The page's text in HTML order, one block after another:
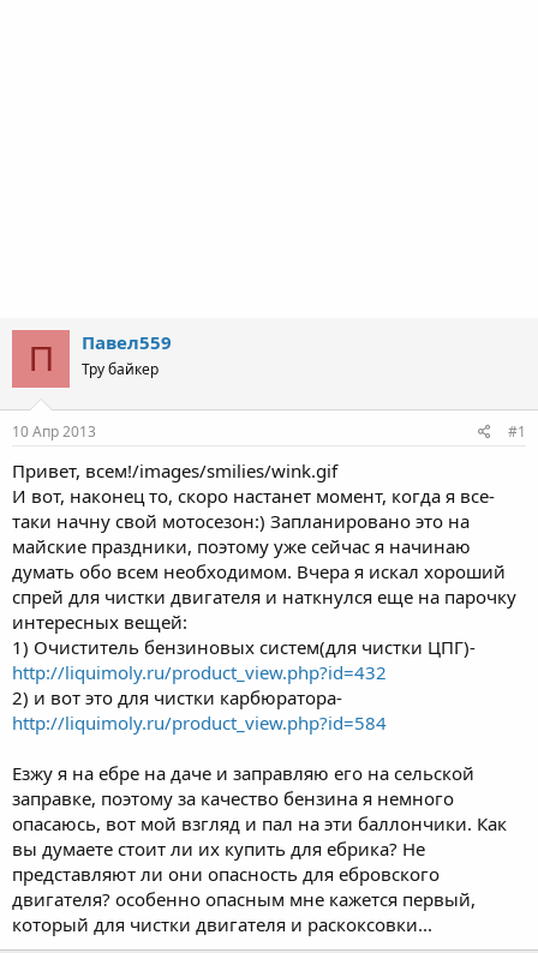
П Павел559
Тру байкер
10 Апр 2013 #1
Привет, всем!/images/smilies/wink.gif
И вот, наконец то, скоро настанет момент, когда я все-
таки начну свой мотосезон:) Запланировано это на
майские праздники, поэтому уже сейчас я начинаю
думать обо всем необходимом. Вчера я искал хороший
спрей для чистки двигателя и наткнулся еще на парочку
интересных вещей:
1) Очиститель бензиновых систем(для чистки ЦПГ)-
http://liquimoly.ru/product_view.php?id=432
2) и вот это для чистки карбюратора-
http://liquimoly.ru/product_view.php?id=584
Езжу я на ебре на даче и заправляю его на сельской
заправке, поэтому за качество бензина я немного
опасаюсь, вот мой взгляд и пал на эти баллончики. Как
вы думаете стоит ли их купить для ебрика? Не
представляют ли они опасность для ебровского
двигателя? особенно опасным мне кажется первый,
который для чистки двигателя и раскоксовки...